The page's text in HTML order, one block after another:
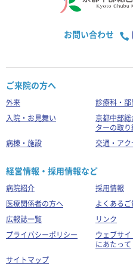
お問い合わせ
ご来院の方へ
外来
診療科・部
入院・お見舞い
京都中部
ターの取り
病棟・施設
交通・アク
経営情報・採用情報など
病院紹介
採用情報
医療関係者の方へ
よくあるご
広報誌一覧
リンク
プライバシーポリシー
ウェブサ
にあたって
サイトマップ